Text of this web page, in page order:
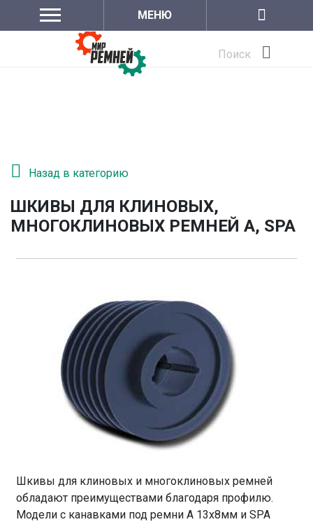
МЕНЮ
Поиск
Назад в категорию
ШКИВЫ ДЛЯ КЛИНОВЫХ,
МНОГОКЛИНОВЫХ РЕМНЕЙ A, SPA
Шкивы для клиновых и многоклиновых ремней
обладают преимуществами благодаря профилю.
Модели с канавками под ремни A 13х8мм и SPA